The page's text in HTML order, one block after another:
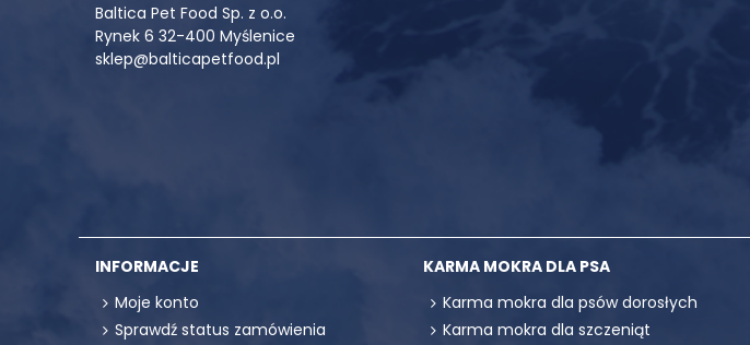
Baltica Pet Food Sp. z o.o.
Rynek 6 32-400 Myślenice
sklep@balticapetfood.pl
INFORMACJE
Moje konto
Sprawdź status zamówienia
KARMA MOKRA DLA PSA
Karma mokra dla psów dorosłych
Karma mokra dla szczeniąt